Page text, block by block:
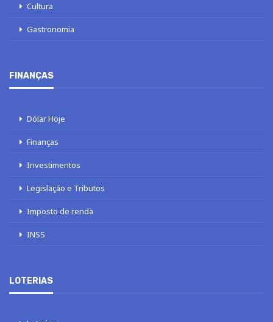
Cultura
Gastronomia
FINANÇAS
Dólar Hoje
Finanças
Investimentos
Legislação e Tributos
Imposto de renda
INSS
LOTERIAS